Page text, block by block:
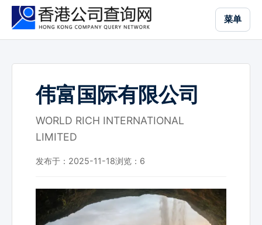
菜单
伟富国际有限公司
WORLD RICH INTERNATIONAL
LIMITED
发布于：2025-11-18浏览： 6